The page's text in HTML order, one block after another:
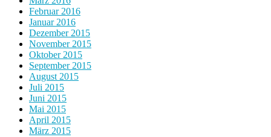
Februar 2016
Januar 2016
Dezember 2015
November 2015
Oktober 2015
September 2015
August 2015
Juli 2015
Juni 2015
Mai 2015
April 2015
März 2015